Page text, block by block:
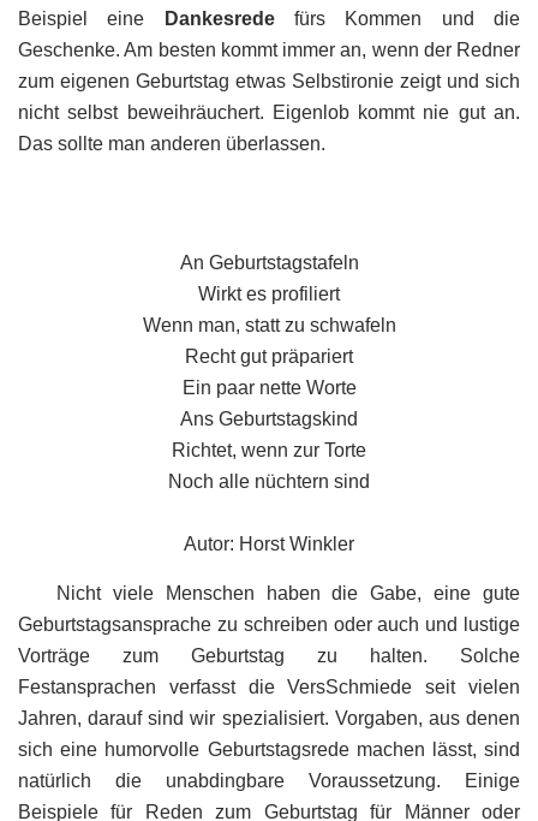
Beispiel eine
Dankesredefürs Kommen und die
Geschenke. Am besten kommt immer an, wenn der Redner
zum eigenen Geburtstag etwas Selbstironie zeigt und sich
nicht selbst beweihräuchert. Eigenlob kommt nie gut an.
Das sollte man anderen überlassen.
An Geburtstagstafeln
Wirkt es profiliert
Wenn man, statt zu schwafeln
Recht gut präpariert
Ein paar nette Worte
Ans Geburtstagskind
Richtet, wenn zur Torte
Noch alle nüchtern sind
Autor: Horst Winkler
Nicht viele Menschen haben die Gabe, eine gute
Geburtstagsansprache zu schreiben oder auch und lustige
Vorträge zum Geburtstag zu halten. Solche
Festansprachen verfasst die VersSchmiede seit vielen
Jahren, darauf sind wir spezialisiert. Vorgaben, aus denen
sich eine humorvolle Geburtstagsrede machen lässt, sind
natürlich die unabdingbare Voraussetzung. Einige
Beispiele für Reden zum Geburtstag für Männer oder